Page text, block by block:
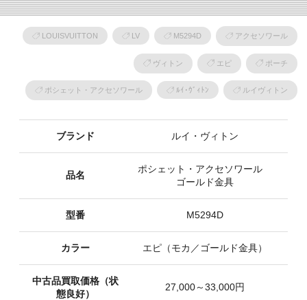
LOUISVUITTON LV M5294D アクセソワール
ヴィトン エピ ポーチ
ポシェット・アクセソワール ﾙｲ･ｳﾞｨﾄﾝ ルイヴィトン
ブランド ルイ・ヴィトン
品名
ポシェット・アクセソワール
ゴールド金具
型番 M5294D
カラー エピ（モカ／ゴールド金具）
中古品買取価格（状
態良好）
27,000～33,000円